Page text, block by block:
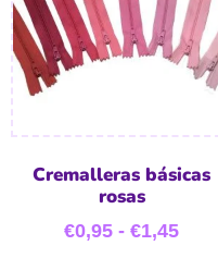
Cremalleras básicas
rosas
€0,95 - €1,45